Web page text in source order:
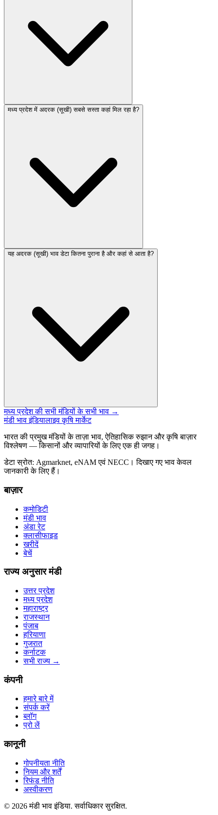
मध्य प्रदेश में अदरक (सूखी) सबसे सस्ता कहां मिल रहा है?
यह अदरक (सूखी) भाव डेटा कितना पुराना है और कहां से आता है?
मध्य प्रदेश की सभी मंडियों के सभी भाव →
मंडी भाव इंडियालाइव कृषि मार्केट
भारत की प्रमुख मंडियों के ताज़ा भाव, ऐतिहासिक रुझान और कृषि बाज़ार
विश्लेषण — किसानों और व्यापारियों के लिए एक ही जगह।
डेटा स्रोत: Agmarknet, eNAM एवं NECC। दिखाए गए भाव केवल
जानकारी के लिए हैं।
बाज़ार
कमोडिटी
मंडी भाव
अंडा रेट
क्लासीफाइड
खरीदें
बेचें
राज्य अनुसार मंडी
उत्तर प्रदेश
मध्य प्रदेश
महाराष्ट्र
राजस्थान
पंजाब
हरियाणा
गुजरात
कर्नाटक
सभी राज्य →
कंपनी
हमारे बारे में
संपर्क करें
ब्लॉग
प्रो लें
कानूनी
गोपनीयता नीति
नियम और शर्तें
रिफंड नीति
अस्वीकरण
© 2026 मंडी भाव इंडिया.सर्वाधिकार सुरक्षित.